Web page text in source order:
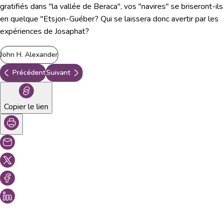
gratifiés dans "la vallée de Beraca", vos "navires" se briseront-ils
en quelque "Etsjon-Guéber? Qui se laissera donc avertir par les
expériences de Josaphat?
John H. Alexander
PrécédentSuivant
Copier le lien